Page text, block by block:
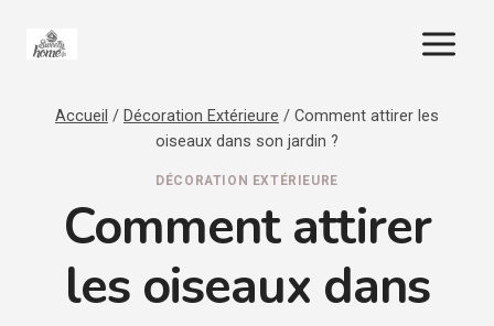
Accueil / Décoration Extérieure / Comment attirer les
oiseaux dans son jardin ?
DÉCORATION EXTÉRIEURE
Comment attirer
les oiseaux dans